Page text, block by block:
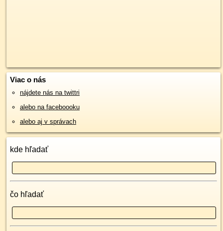
Viac o nás
nájdete nás na twittri
alebo na faceboooku
alebo aj v správach
kde hľadať
čo hľadať